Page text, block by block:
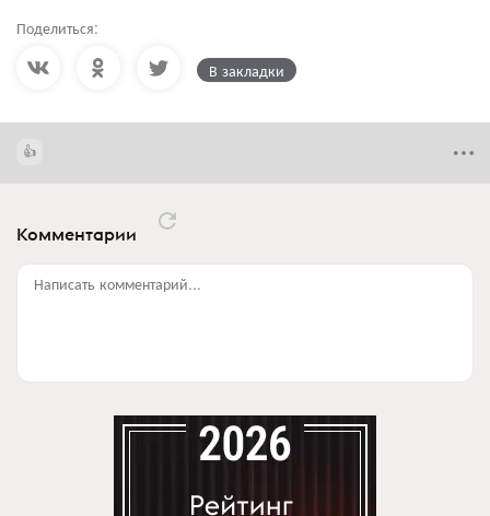
Поделиться:
В закладки
Комментарии
Написать комментарий...